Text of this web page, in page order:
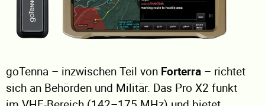
goTenna – inzwischen Teil von Forterra – richtet
sich an Behörden und Militär. Das Pro X2 funkt